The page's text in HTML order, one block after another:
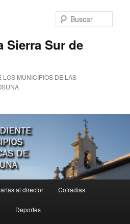
Sierra Sur de
LOS MUNICIPIOS DE LAS
al director Cofradias
Deportes